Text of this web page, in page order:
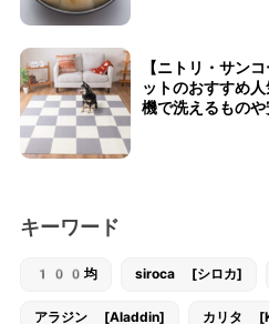
【ニトリ・サン
ットのおすすめ
機で洗えるもの
キーワード
100均 siroca [シロカ]
アラジン [Aladdin] カリタ